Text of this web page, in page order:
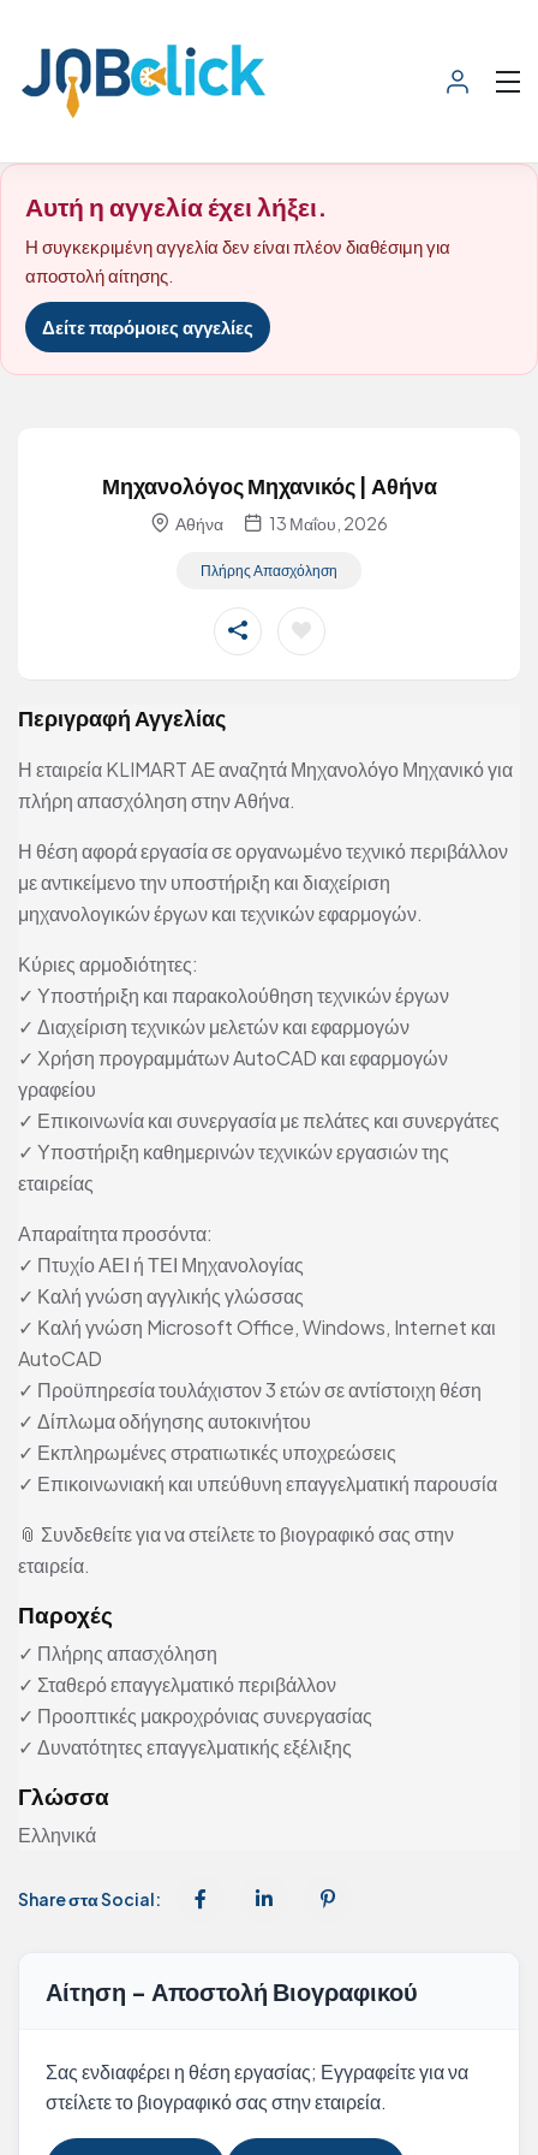
Αυτή η αγγελία έχει λήξει.
Η συγκεκριμένη αγγελία δεν είναι πλέον διαθέσιμη για
αποστολή αίτησης.
Δείτε παρόμοιες αγγελίες
Μηχανολόγος Μηχανικός | Αθήνα
Αθήνα 13 Μαΐου, 2026
Πλήρης Απασχόληση
Περιγραφή Αγγελίας
Η εταιρεία KLIMART AE αναζητά Μηχανολόγο Μηχανικό για
πλήρη απασχόληση στην Αθήνα.
Η θέση αφορά εργασία σε οργανωμένο τεχνικό περιβάλλον
με αντικείμενο την υποστήριξη και διαχείριση
μηχανολογικών έργων και τεχνικών εφαρμογών.
Κύριες αρμοδιότητες:
✓ Υποστήριξη και παρακολούθηση τεχνικών έργων
✓ Διαχείριση τεχνικών μελετών και εφαρμογών
✓ Χρήση προγραμμάτων AutoCAD και εφαρμογών
γραφείου
✓ Επικοινωνία και συνεργασία με πελάτες και συνεργάτες
✓ Υποστήριξη καθημερινών τεχνικών εργασιών της
εταιρείας
Απαραίτητα προσόντα:
✓ Πτυχίο ΑΕΙ ή ΤΕΙ Μηχανολογίας
✓ Καλή γνώση αγγλικής γλώσσας
✓ Καλή γνώση Microsoft Office, Windows, Internet και
AutoCAD
✓ Προϋπηρεσία τουλάχιστον 3 ετών σε αντίστοιχη θέση
✓ Δίπλωμα οδήγησης αυτοκινήτου
✓ Εκπληρωμένες στρατιωτικές υποχρεώσεις
✓ Επικοινωνιακή και υπεύθυνη επαγγελματική παρουσία
📎 Συνδεθείτε για να στείλετε το βιογραφικό σας στην
εταιρεία.
Παροχές
✓ Πλήρης απασχόληση
✓ Σταθερό επαγγελματικό περιβάλλον
✓ Προοπτικές μακροχρόνιας συνεργασίας
✓ Δυνατότητες επαγγελματικής εξέλιξης
Γλώσσα
Ελληνικά
Share στα Social:
Αίτηση - Αποστολή Βιογραφικού
Σας ενδιαφέρει η θέση εργασίας; Εγγραφείτε για να
στείλετε το βιογραφικό σας στην εταιρεία.